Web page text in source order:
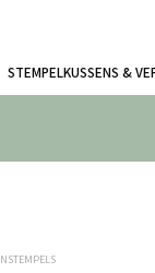
STEMPELKUSSENS &